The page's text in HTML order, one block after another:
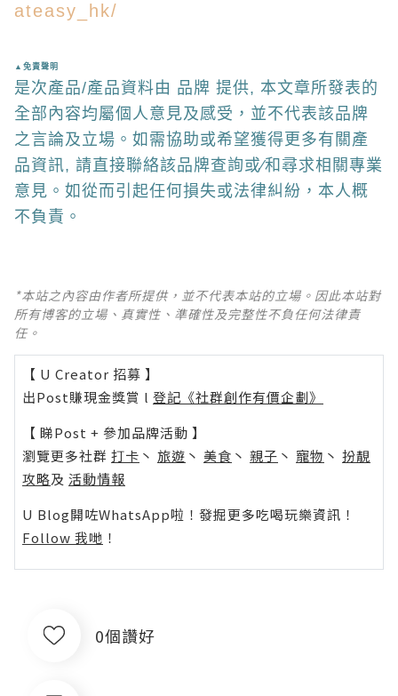
ateasy_hk/
▲免責聲明
是次產品/產品資料由 品牌 提供, 本文章所發表的
全部內容均屬個人意見及感受，並不代表該品牌
之言論及立場。如需協助或希望獲得更多有關產
品資訊, 請直接聯絡該品牌查詢或∕和尋求相關專業
意見。如從而引起任何損失或法律糾紛，本人概
不負責。
*本站之內容由作者所提供，並不代表本站的立場。因此本站對
所有博客的立場、真實性、準確性及完整性不負任何法律責
任。
【 U Creator 招募 】
出Post賺現金獎賞 l 登記《社群創作有價企劃》
【 睇Post + 參加品牌活動 】
瀏覽更多社群 打卡 丶 旅遊 丶 美食 丶 親子 丶 寵物 丶 扮靚
攻略及 活動情報
U Blog開咗WhatsApp啦！發掘更多吃喝玩樂資訊！
Follow 我哋 ！
0個讚好